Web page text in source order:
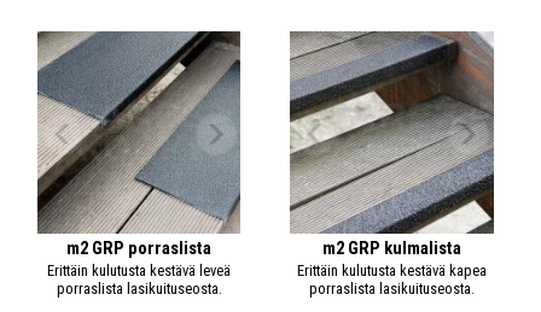
m2 GRP porraslista
Erittäin kulutusta kestävä leveä
porraslista lasikuituseosta.
m2 GRP kulmalista
Erittäin kulutusta kestävä kapea
porraslista lasikuituseosta.